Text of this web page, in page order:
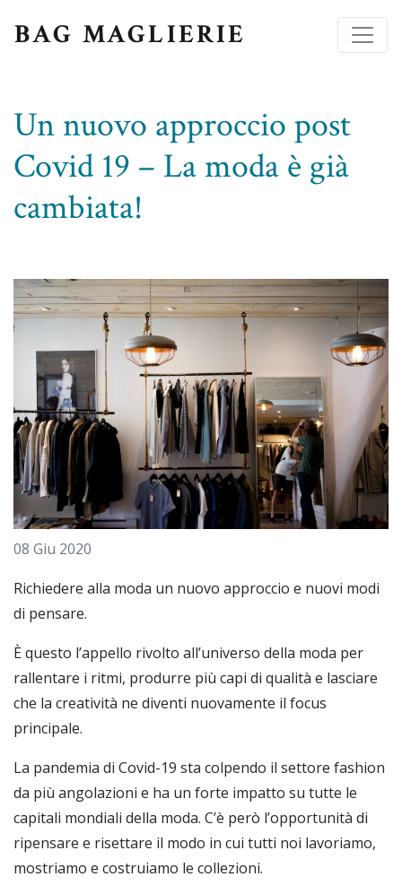
BAG MAGLIERIE
Un nuovo approccio post
Covid 19 – La moda è già
cambiata!
08 Giu 2020
Richiedere alla moda un nuovo approccio e nuovi modi
di pensare.
È questo l’appello rivolto all’universo della moda per
rallentare i ritmi, produrre più capi di qualità e lasciare
che la creatività ne diventi nuovamente il focus
principale.
La pandemia di Covid-19 sta colpendo il settore fashion
da più angolazioni e ha un forte impatto su tutte le
capitali mondiali della moda. C’è però l’opportunità di
ripensare e risettare il modo in cui tutti noi lavoriamo,
mostriamo e costruiamo le collezioni.